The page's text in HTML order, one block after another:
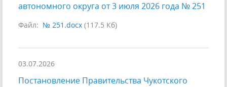
автономного округа от 3 июля 2026 года № 251
Файл: № 251.docx (117.5 Кб)
03.07.2026
Постановление Правительства Чукотского